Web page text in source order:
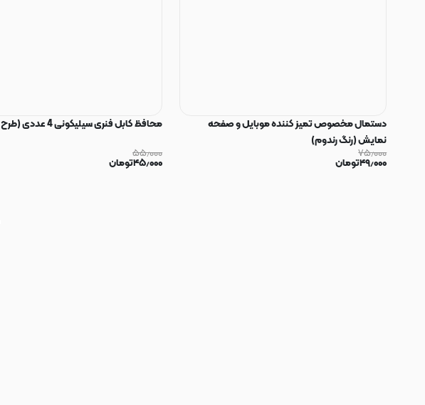
دستمال مخصوص تمیز کننده موبایل و صفحه
نمایش (رنگ رندوم)
۷۵٫۰۰۰
۴۹٫۰۰۰تومان
محافظ کابل فنری سیلیکونی 4 عددی (طرح رندوم)
۵۵٫۰۰۰
۴۵٫۰۰۰تومان